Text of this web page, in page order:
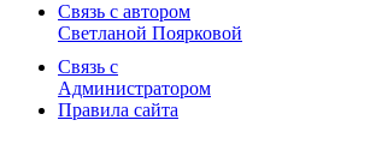
Связь с автором
Светланой Поярковой
Связь с
Администратором
Правила сайта